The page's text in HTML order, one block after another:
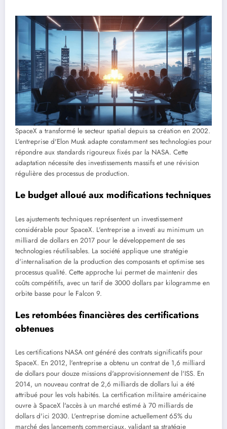
SpaceX a transformé le secteur spatial depuis sa création en 2002.
L'entreprise d'Elon Musk adapte constamment ses technologies pour
répondre aux standards rigoureux fixés par la NASA. Cette
adaptation nécessite des investissements massifs et une révision
régulière des processus de production.
Le budget alloué aux modifications techniques
Les ajustements techniques représentent un investissement
considérable pour SpaceX. L'entreprise a investi au minimum un
milliard de dollars en 2017 pour le développement de ses
technologies réutilisables. La société applique une stratégie
d'internalisation de la production des composants et optimise ses
processus qualité. Cette approche lui permet de maintenir des
coûts compétitifs, avec un tarif de 3000 dollars par kilogramme en
orbite basse pour le Falcon 9.
Les retombées financières des certifications
obtenues
Les certifications NASA ont généré des contrats significatifs pour
SpaceX. En 2012, l'entreprise a obtenu un contrat de 1,6 milliard
de dollars pour douze missions d'approvisionnement de l'ISS. En
2014, un nouveau contrat de 2,6 milliards de dollars lui a été
attribué pour les vols habités. La certification militaire américaine
ouvre à SpaceX l'accès à un marché estimé à 70 milliards de
dollars d'ici 2030. L'entreprise domine actuellement 65% du
marché des lancements commerciaux, validant sa stratégie